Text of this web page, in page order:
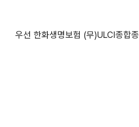
우선 한화생명보험 (무)ULCI종합